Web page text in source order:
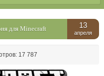
для Minecraft 13
апреля
17 787